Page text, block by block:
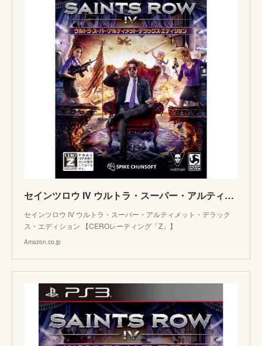
セインツロウ IV ウルトラ・スーパー・アルティメット・デラックス・エディション 【CEROレーティング「Z」】
セインツロウ IV ウルトラ・スーパー・アルティメット・デラック
ス・エディション 【CEROレーティング「Z」】
Amazon.co.jp